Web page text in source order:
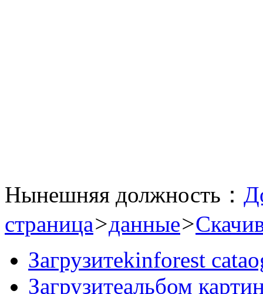
Нынешняя должность：
страница>данные>
Загрузитеkinforest
Загрузитеальбом